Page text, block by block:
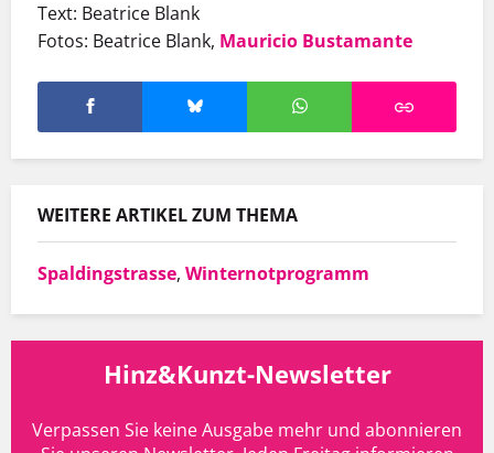
Text: Beatrice Blank
Fotos: Beatrice Blank, Mauricio Bustamante
WEITERE ARTIKEL ZUM THEMA
Spaldingstrasse, Winternotprogramm
Hinz&Kunzt-Newsletter
Verpassen Sie keine Ausgabe mehr und abonnieren